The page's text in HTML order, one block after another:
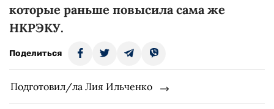
которые раньше повысила сама же
НКРЭКУ.
Поделиться
Подготовил/ла Лия Ильченко